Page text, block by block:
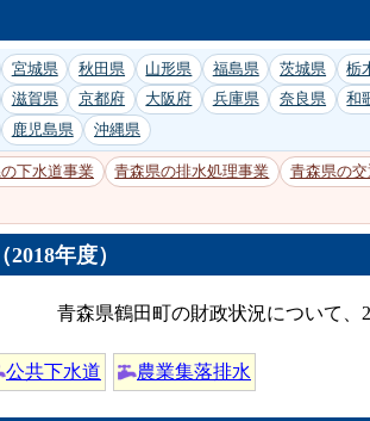
宮城県 秋田県 山形県 福島県 茨城県 栃
滋賀県 京都府 大阪府 兵庫県 奈良県 和
鹿児島県 沖縄県
下水道事業 青森県の排水処理事業 青森県の
年度）
青森県鶴田町の財政状況について、
公共下水道 農業集落排水